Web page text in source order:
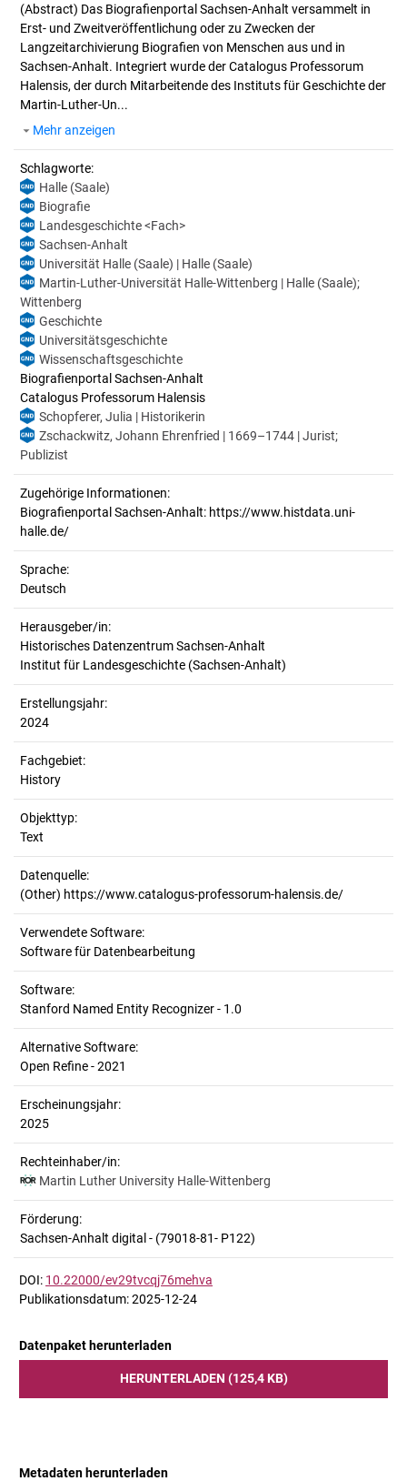
(Abstract) Das Biografienportal Sachsen-Anhalt versammelt in
Erst- und Zweitveröffentlichung oder zu Zwecken der
Langzeitarchivierung Biografien von Menschen aus und in
Sachsen-Anhalt. Integriert wurde der Catalogus Professorum
Halensis, der durch Mitarbeitende des Instituts für Geschichte der
Martin-Luther-Un...
Mehr anzeigen
Schlagworte:
Halle (Saale)
Biografie
Landesgeschichte <Fach>
Sachsen-Anhalt
Universität Halle (Saale) | Halle (Saale)
Martin-Luther-Universität Halle-Wittenberg | Halle (Saale);
Wittenberg
Geschichte
Universitätsgeschichte
Wissenschaftsgeschichte
Biografienportal Sachsen-Anhalt
Catalogus Professorum Halensis
Schopferer, Julia | Historikerin
Zschackwitz, Johann Ehrenfried | 1669–1744 | Jurist;
Publizist
Zugehörige Informationen:
Biografienportal Sachsen-Anhalt: https://www.histdata.uni-
halle.de/
Sprache:
Deutsch
Herausgeber/in:
Historisches Datenzentrum Sachsen-Anhalt
Institut für Landesgeschichte (Sachsen-Anhalt)
Erstellungsjahr:
2024
Fachgebiet:
History
Objekttyp:
Text
Datenquelle:
(Other) https://www.catalogus-professorum-halensis.de/
Verwendete Software:
Software für Datenbearbeitung
Software:
Stanford Named Entity Recognizer - 1.0
Alternative Software:
Open Refine - 2021
Erscheinungsjahr:
2025
Rechteinhaber/in:
Martin Luther University Halle-Wittenberg
Förderung:
Sachsen-Anhalt digital - (79018-81- P122)
DOI: 10.22000/ev29tvcqj76mehva
Publikationsdatum: 2025-12-24
Datenpaket herunterladen
HERUNTERLADEN (125,4 KB)
Metadaten herunterladen